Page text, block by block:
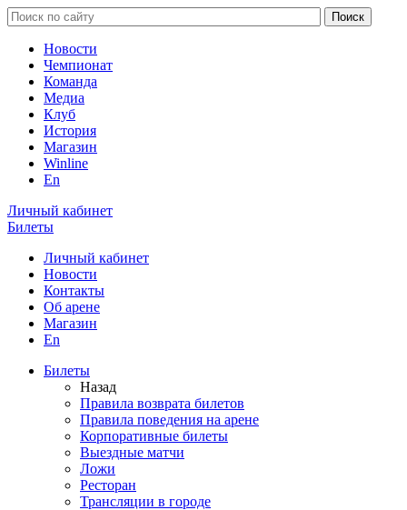
Новости
Чемпионат
Команда
Медиа
Клуб
История
Магазин
Winline
En
Личный кабинет
Билеты
Личный кабинет
Новости
Контакты
Об арене
Магазин
En
Билеты
Назад
Правила возврата билетов
Правила поведения на арене
Корпоративные билеты
Выездные матчи
Ложи
Ресторан
Трансляции в городе